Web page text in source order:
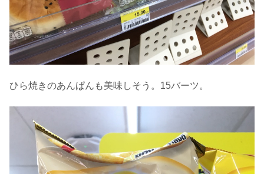
ひら焼きのあんぱんも美味しそう。15バーツ。